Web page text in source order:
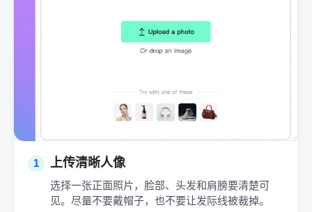
1 上传清晰人像
选择一张正面照片，脸部、头发和肩膀要清楚可
见。尽量不要戴帽子，也不要让发际线被裁掉。